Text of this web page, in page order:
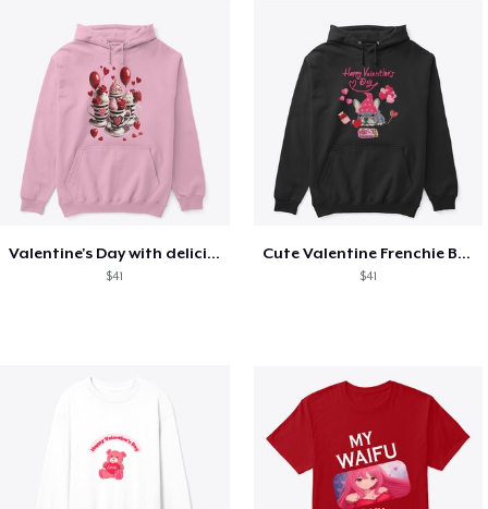
Valentine's Day with delicious food
$41
Cute Valentine Frenchie Bulldog
$41